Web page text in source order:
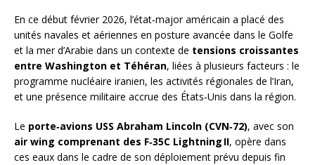
En ce début février 2026, l’état‑major américain a placé des
unités navales et aériennes en posture avancée dans le Golfe
et la mer d’Arabie dans un contexte de tensions croissantes
entre Washington et Téhéran, liées à plusieurs facteurs : le
programme nucléaire iranien, les activités régionales de l’Iran,
et une présence militaire accrue des États‑Unis dans la région.
Le porte‑avions USS Abraham Lincoln (CVN‑72), avec son
air wing comprenant des F‑35C Lightning II, opère dans
ces eaux dans le cadre de son déploiement prévu depuis fin